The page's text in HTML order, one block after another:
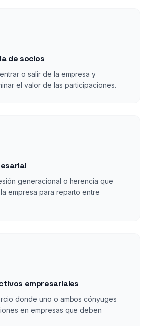
de socios
o salir de la empresa y
el valor de las participaciones.
generacional o herencia que
empresa para reparto entre
empresariales
donde uno o ambos cónyuges
en empresas que deben